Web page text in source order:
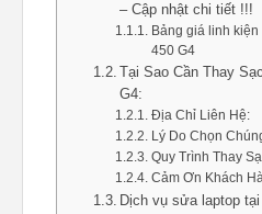
– Cập nhật chi tiết !!!
Bảng giá linh
450 G4
Tại Sao Cần Thay
G4:
Địa Chỉ Liên Hệ:
Lý Do Chọn
Quy Trình Thay
Cảm Ơn Khách
Dịch vụ sửa laptop